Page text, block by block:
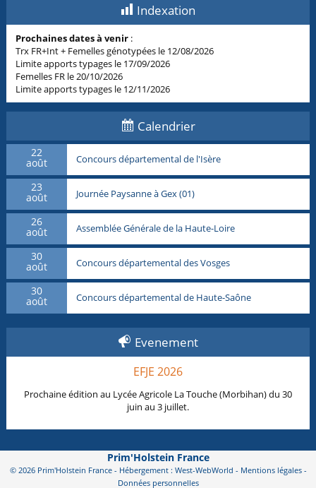
Indexation
Prochaines dates à venir :
Trx FR+Int + Femelles génotypées le 12/08/2026
Limite apports typages le 17/09/2026
Femelles FR le 20/10/2026
Limite apports typages le 12/11/2026
Calendrier
22
août Concours départemental de l'Isère
23
août Journée Paysanne à Gex (01)
26
août Assemblée Générale de la Haute-Loire
30
août Concours départemental des Vosges
30
août Concours départemental de Haute-Saône
Evenement
EFJE 2026
Prochaine édition au Lycée Agricole La Touche (Morbihan) du 30
juin au 3 juillet.
Prim'Holstein France
© 2026 Prim'Holstein France - Hébergement : West-WebWorld - Mentions légales-
Données personnelles